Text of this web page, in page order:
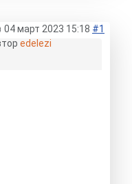
04 март 2023 15:18 #1
edelezi